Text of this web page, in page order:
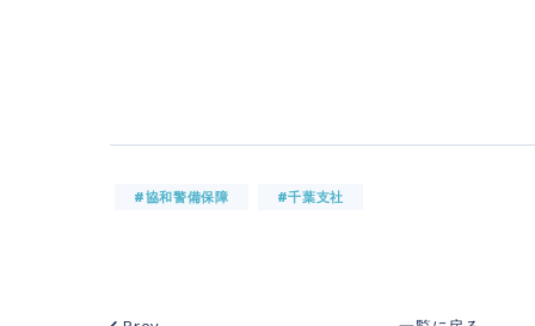
#協和警備保障 #千葉支社